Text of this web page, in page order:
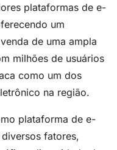
plataformas de e-
um
de uma ampla
milhões de usuários
como um dos
na região.
plataforma de e-
fatores,